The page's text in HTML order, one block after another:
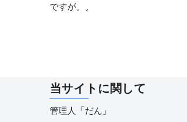
ですが。。
当サイトに関して
管理人「だん」